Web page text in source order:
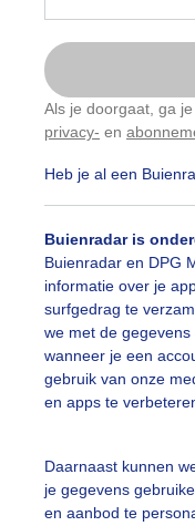
Als je doorgaat, ga
privacy- en
Heb je al een
Buienradar is
Buienradar en DPG
informatie over je
surfgedrag te
we met de
wanneer je een
gebruik van onze
en apps te
Daarnaast kunnen
je gegevens
en aanbod te
natuur gaat zijn
ria brasser Gemaakt:
Is
Nu
Gebruik je Safari
Klikhier